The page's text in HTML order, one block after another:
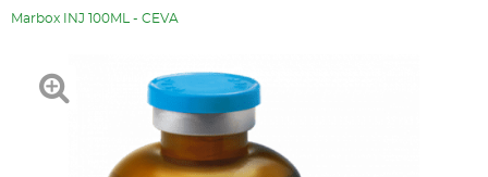
Marbox INJ 100ML - CEVA